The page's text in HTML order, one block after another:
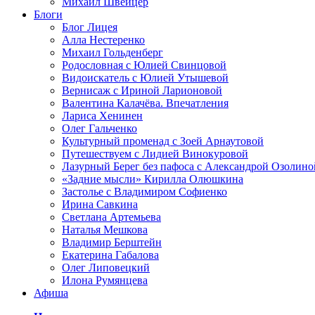
Блоги
Блог Лицея
Алла Нестеренко
Михаил Гольденберг
Родословная с Юлией Свинцовой
Видоискатель с Юлией Утышевой
Вернисаж с Ириной Ларионовой
Валентина Калачёва. Впечатления
Лариса Хенинен
Олег Гальченко
Культурный променад с Зоей Арнаутовой
Путешествуем с Лидией Винокуровой
Лазурный Берег без пафоса с Александрой
«Задние мысли» Кирилла Олюшкина
Застолье с Владимиром Софиенко
Ирина Савкина
Светлана Артемьева
Наталья Мешкова
Владимир Берштейн
Екатерина Габалова
Олег Липовецкий
Илона Румянцева
Афиша